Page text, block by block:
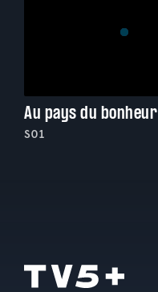
Au pays du bonheur
S01